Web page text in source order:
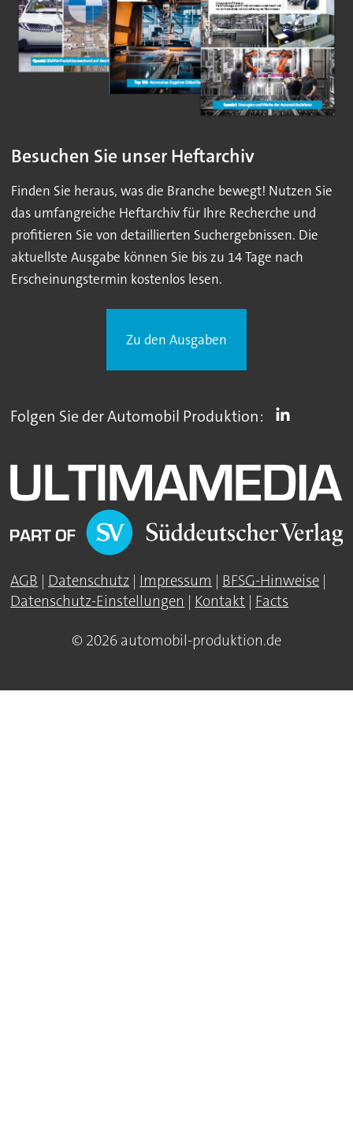
Besuchen Sie unser Heftarchiv
Finden Sie heraus, was die Branche bewegt! Nutzen Sie
das umfangreiche Heftarchiv für Ihre Recherche und
profitieren Sie von detaillierten Suchergebnissen. Die
aktuellste Ausgabe können Sie bis zu 14 Tage nach
Erscheinungstermin kostenlos lesen.
Zu den Ausgaben
Folgen Sie der Automobil Produktion:
AGB | Datenschutz | Impressum | BFSG-Hinweise |
Datenschutz-Einstellungen | Kontakt | Facts
© 2026 automobil-produktion.de